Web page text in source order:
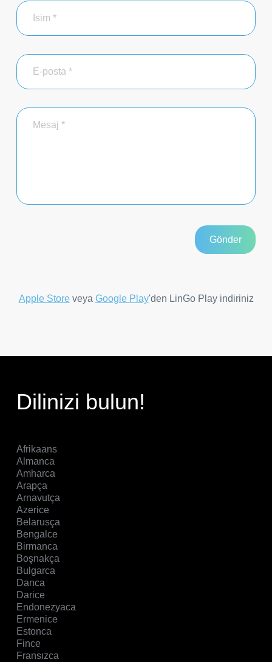
Apple Storeveya Google Play'den LinGo Play indiriniz
Dilinizi bulun!
Afrikaans
Almanca
Amharca
Arapça
Arnavutça
Azerice
Belarusça
Bengalce
Birmanca
Boşnakça
Bulgarca
Danca
Darice
Endonezyaca
Ermenice
Estonca
Fince
Fransızca